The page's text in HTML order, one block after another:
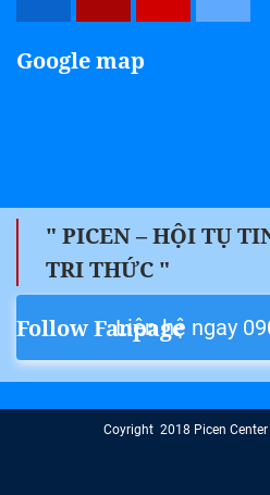
" PICEN – HỘI TỤ
TRI THỨC "
Liên hệ ngay
Google map
Follow Fanpage
Coyright 2018 Picen Center